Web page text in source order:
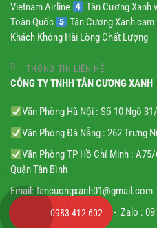
Vietnam Airline
Tân Cương Xanh
Toàn Quốc
Tân Cương Xanh
Khách Không Hài Lòng Chất Lượng
THÔNG TIN LIÊN HỆ
CÔNG TY TNHH TÂN CƯƠNG XANH
Văn Phòng Hà Nội : Số 10 Ngõ
Văn Phòng Đà Nẵng : 262 Trưng
Văn Phòng TP Hồ Chí Minh :
Quận Tân Bình
Email:tancuongxanh01@gmail.com
Hotline: 0983 412 602 - Zalo :
0983 412 602